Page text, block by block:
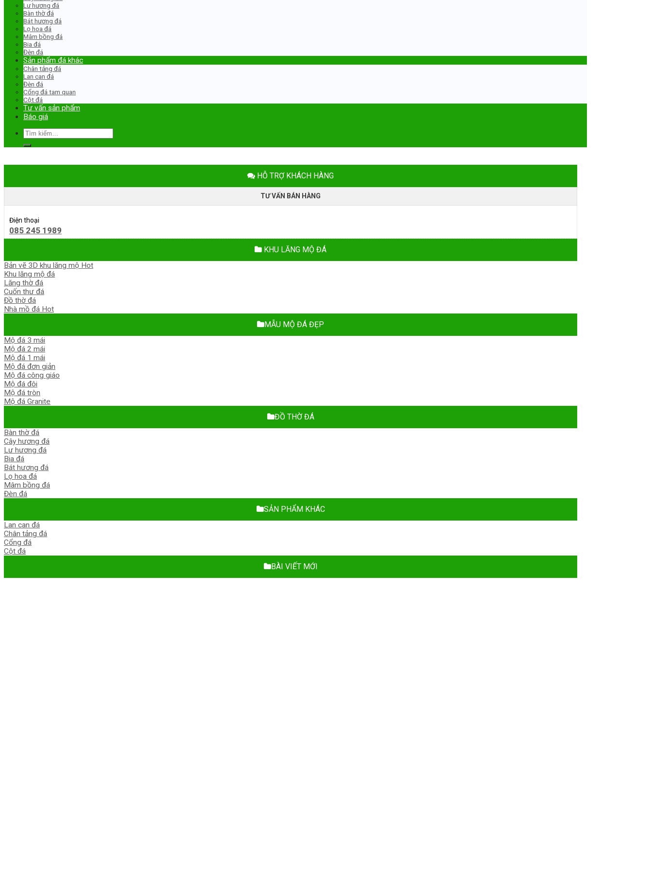
Lư hương đá
Bàn thờ đá
Bát hương đá
Lọ hoa đá
Mâm bồng đá
Bia đá
Đèn đá
Sản phẩm đá khác
Chân tảng đá
Lan can đá
Đèn đá
Cổng đá tam quan
Cột đá
Tư vấn sản phẩm
Báo giá
Tìm
kiếm:
HỖ TRỢ KHÁCH HÀNG
TƯ VẤN BÁN HÀNG
Điện thoại
085 245 1989
KHU LĂNG MỘ ĐÁ
Bản vẽ 3D khu lăng mộ
Khu lăng mộ đá
Lăng thờ đá
Cuốn thư đá
Đồ thờ đá
Nhà mồ đá
MẪU MỘ ĐÁ ĐẸP
Mộ đá 3 mái
Mộ đá 2 mái
Mộ đá 1 mái
Mộ đá đơn giản
Mộ đá công giáo
Mộ đá đôi
Mộ đá tròn
Mộ đá Granite
ĐỒ THỜ ĐÁ
Bàn thờ đá
Cây hương đá
Lư hương đá
Bia đá
Bát hương đá
Lọ hoa đá
Mâm bồng đá
Đèn đá
SẢN PHẨM KHÁC
Lan can đá
Chân tảng đá
Cổng đá
Cột đá
BÀI VIẾT MỚI